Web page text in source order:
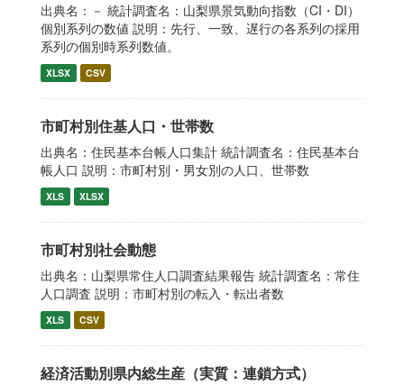
出典名：－ 統計調査名：山梨県景気動向指数（CI・DI）
個別系列の数値 説明：先行、一致、遅行の各系列の採用
系列の個別時系列数値。
XLSX CSV
市町村別住基人口・世帯数
出典名：住民基本台帳人口集計 統計調査名：住民基本台
帳人口 説明：市町村別・男女別の人口、世帯数
XLS XLSX
市町村別社会動態
出典名：山梨県常住人口調査結果報告 統計調査名：常住
人口調査 説明：市町村別の転入・転出者数
XLS CSV
経済活動別県内総生産（実質：連鎖方式）